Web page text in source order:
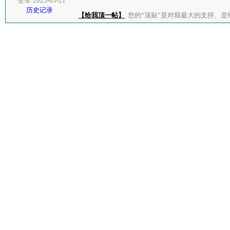
历史记录
【给我顶一帖】 您的“顶贴”是对我最大的支持、